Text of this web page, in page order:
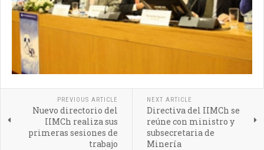
PREVIOUS ARTICLE
Nuevo directorio del
IIMCh realiza sus
primeras sesiones de
trabajo
NEXT ARTICLE
Directiva del IIMCh se
reúne con ministro y
subsecretaria de
Minería